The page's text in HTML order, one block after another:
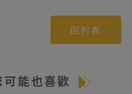
回列表
可能也喜歡